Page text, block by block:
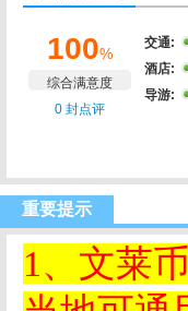
100%
综合满意度
0 封点评
交通:
酒店:
导游:
重要提示
1、文莱